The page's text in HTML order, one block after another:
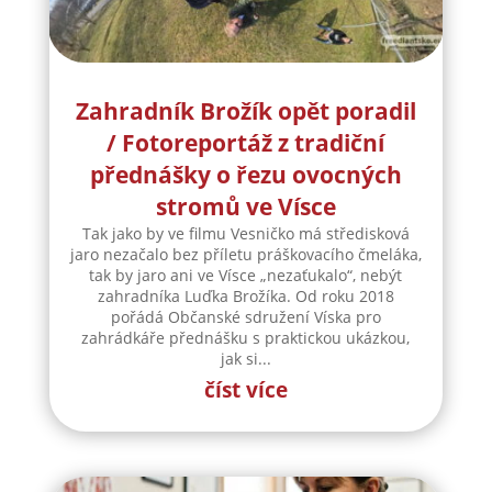
Zahradník Brožík opět poradil
/ Fotoreportáž z tradiční
přednášky o řezu ovocných
stromů ve Vísce
Tak jako by ve filmu Vesničko má středisková
jaro nezačalo bez příletu práškovacího čmeláka,
tak by jaro ani ve Vísce „nezaťukalo“, nebýt
zahradníka Luďka Brožíka. Od roku 2018
pořádá Občanské sdružení Víska pro
zahrádkáře přednášku s praktickou ukázkou,
jak si...
číst více